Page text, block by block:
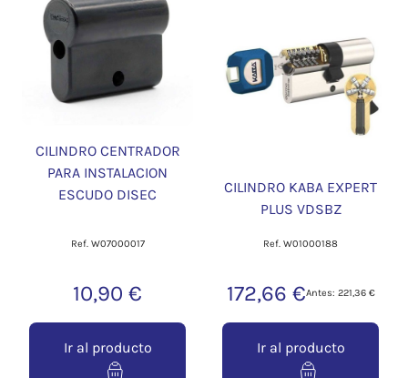
CILINDRO CENTRADOR
PARA INSTALACION
ESCUDO DISEC
Ref. W07000017
10,90 €
Ir al producto
CILINDRO KABA EXPERT
PLUS VDSBZ
Ref. W01000188
172,66 €Antes: 221,36 €
Ir al producto